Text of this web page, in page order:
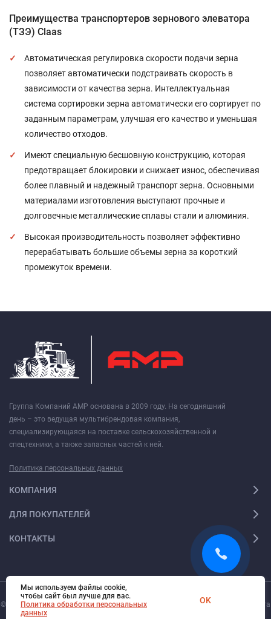
Преимущества транспортеров зернового элеватора
(ТЗЭ) Claas
Автоматическая регулировка скорости подачи зерна
позволяет автоматически подстраивать скорость в
зависимости от качества зерна. Интеллектуальная
система сортировки зерна автоматически его сортирует по
заданным параметрам, улучшая его качество и уменьшая
количество отходов.
Имеют специальную бесшовную конструкцию, которая
предотвращает блокировки и снижает износ, обеспечивая
более плавный и надежный транспорт зерна. Основными
материалами изготовления выступают прочные и
долговечные металлические сплавы стали и алюминия.
Высокая производительность позволяет эффективно
перерабатывать большие объемы зерна за короткий
промежуток времени.
Группа Компаний АМР основана в 2009 году. На сегодняшний
день – это ведущая мультибрендовая компания,
специализирующаяся на поставке сельскохозяйственной и
спецтехники, а также запасных частей к ней.
Политика персональных данных
КОМПАНИЯ
ДЛЯ ПОКУПАТЕЛЕЙ
КОНТАКТЫ
© 2026. Все права защищены. Digi-Web.ru — создание и поддержка сайта
Мы используем файлы cookie,
чтобы сайт был лучше для вас.
Политика обработки персональных
данных
OK